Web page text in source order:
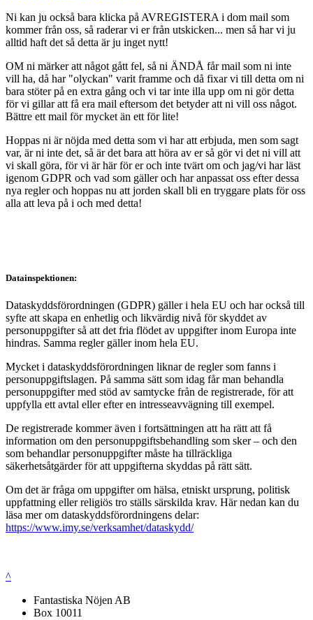
Ni kan ju också bara klicka på AVREGISTERA i dom mail som
kommer från oss, så raderar vi er från utskicken... men så har vi ju
alltid haft det så detta är ju inget nytt!
OM ni märker att något gått fel, så ni ÄNDÅ får mail som ni inte
vill ha, då har "olyckan" varit framme och då fixar vi till detta om ni
bara stöter på en extra gång och vi tar inte illa upp om ni gör detta
för vi gillar att få era mail eftersom det betyder att ni vill oss något.
Bättre ett mail för mycket än ett för lite!
Hoppas ni är nöjda med detta som vi har att erbjuda, men som sagt
var, är ni inte det, så är det bara att höra av er så gör vi det ni vill att
vi skall göra, för vi är här för er och inte tvärt om och jag/vi har läst
igenom GDPR och vad som gäller och har anpassat oss efter dessa
nya regler och hoppas nu att jorden skall bli en tryggare plats för oss
alla att leva på i och med detta!
Datainspektionen:
Dataskyddsförordningen (GDPR) gäller i hela EU och har också till
syfte att skapa en enhetlig och likvärdig nivå för skyddet av
personuppgifter så att det fria flödet av uppgifter inom Europa inte
hindras. Samma regler gäller inom hela EU.
Mycket i dataskyddsförordningen liknar de regler som fanns i
personuppgiftslagen. På samma sätt som idag får man behandla
personuppgifter med stöd av samtycke från de registrerade, för att
uppfylla ett avtal eller efter en intresseavvägning till exempel.
De registrerade kommer även i fortsättningen att ha rätt att få
information om den personuppgiftsbehandling som sker – och den
som behandlar personuppgifter måste ha tillräckliga
säkerhetsåtgärder för att uppgifterna skyddas på rätt sätt.
Om det är fråga om uppgifter om hälsa, etniskt ursprung, politisk
uppfattning eller religiös tro ställs särskilda krav. Här nedan kan du
läsa mer om dataskyddsförordningens delar:
https://www.imy.se/verksamhet/dataskydd/
^
Fantastiska Nöjen AB
Box 10011